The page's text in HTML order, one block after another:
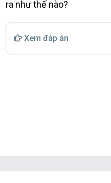
ra như thế nào?
Xem đáp án